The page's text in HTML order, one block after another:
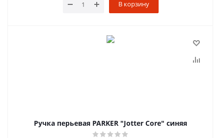
В корзину
Ручка перьевая PARKER "Jotter Core" синяя